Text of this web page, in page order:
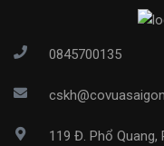
0845700135
119 Đ. Phổ Quang,